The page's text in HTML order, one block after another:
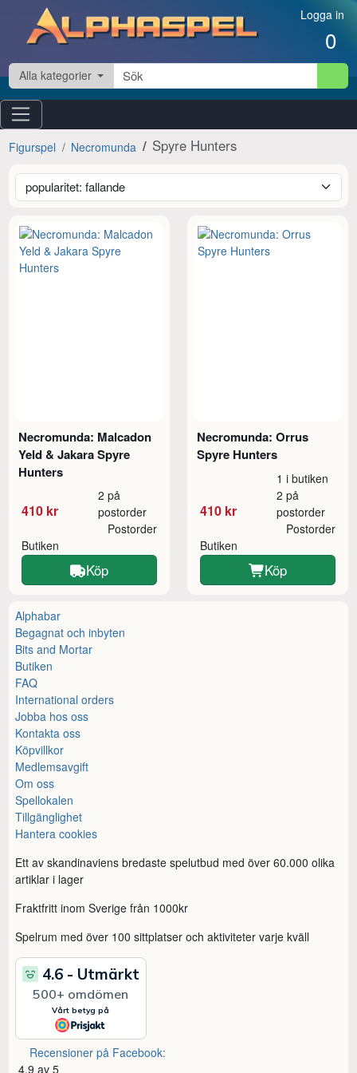
Hoppa till innehåll Logga in
0
Alla kategorier
Figurspel Necromunda Spyre Hunters
Necromunda: Malcadon
Yeld & Jakara Spyre
Hunters
410 kr
2 på
postorder
Butiken
Postorder
Köp
Necromunda: Orrus
Spyre Hunters
410 kr
1 i butiken
2 på
postorder
Butiken
Postorder
Köp
Alphabar
Begagnat och inbyten
Bits and Mortar
Butiken
FAQ
International orders
Jobba hos oss
Kontakta oss
Köpvillkor
Medlemsavgift
Om oss
Spellokalen
Tillgänglighet
Hantera cookies
Ett av skandinaviens bredaste spelutbud med över 60.000 olika
artiklar i lager
Fraktfritt inom Sverige från 1000kr
Spelrum med över 100 sittplatser och aktiviteter varje kväll
Recensioner på Facebook:
4,9 av 5